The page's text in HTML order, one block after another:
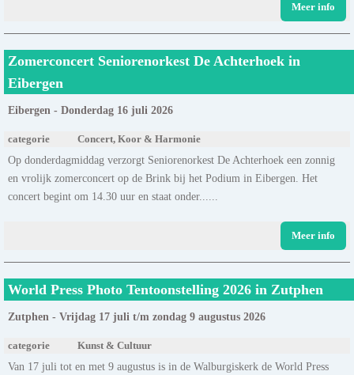
Meer info
Zomerconcert Seniorenorkest De Achterhoek in
Eibergen
Eibergen - Donderdag 16 juli 2026
categorie Concert, Koor & Harmonie
Op donderdagmiddag verzorgt Seniorenorkest De Achterhoek een zonnig
en vrolijk zomerconcert op de Brink bij het Podium in Eibergen. Het
concert begint om 14.30 uur en staat onder......
Meer info
World Press Photo Tentoonstelling 2026 in Zutphen
Zutphen - Vrijdag 17 juli t/m zondag 9 augustus 2026
categorie Kunst & Cultuur
Van 17 juli tot en met 9 augustus is in de Walburgiskerk de World Press